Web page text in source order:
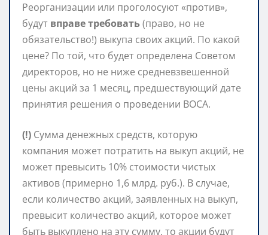
Реорганизации или проголосуют «против»,
будут вправе требовать(право, но не
обязательство!) выкупа своих акций. По какой
цене? По той, что будет определена Советом
директоров, но не ниже средневзвешенной
цены акций за 1 месяц, предшествующий дате
принятия решения о проведении ВОСА.
(!) Сумма денежных средств, которую
компания может потратить на выкуп акций, не
может превысить 10% стоимости чистых
активов (примерно 1,6 млрд. руб.). В случае,
если количество акций, заявленных на выкуп,
превысит количество акций, которое может
быть выкуплено на эту сумму, то акции будут